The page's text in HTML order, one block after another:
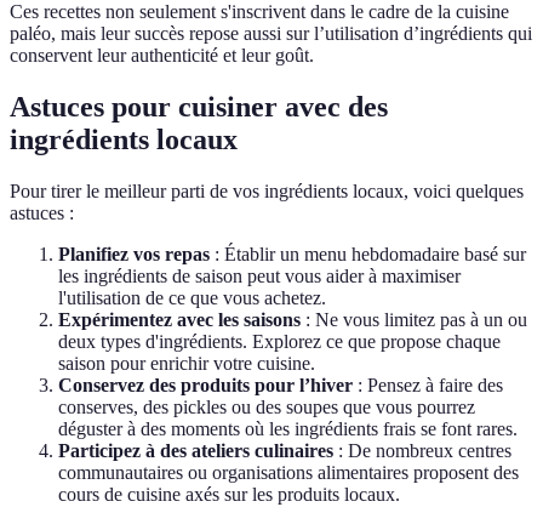
Ces recettes non seulement s'inscrivent dans le cadre de la cuisine
paléo, mais leur succès repose aussi sur l’utilisation d’ingrédients qui
conservent leur authenticité et leur goût.
Astuces pour cuisiner avec des
ingrédients locaux
Pour tirer le meilleur parti de vos ingrédients locaux, voici quelques
astuces :
Planifiez vos repas : Établir un menu hebdomadaire basé sur
les ingrédients de saison peut vous aider à maximiser
l'utilisation de ce que vous achetez.
Expérimentez avec les saisons : Ne vous limitez pas à un ou
deux types d'ingrédients. Explorez ce que propose chaque
saison pour enrichir votre cuisine.
Conservez des produits pour l’hiver : Pensez à faire des
conserves, des pickles ou des soupes que vous pourrez
déguster à des moments où les ingrédients frais se font rares.
Participez à des ateliers culinaires : De nombreux centres
communautaires ou organisations alimentaires proposent des
cours de cuisine axés sur les produits locaux.